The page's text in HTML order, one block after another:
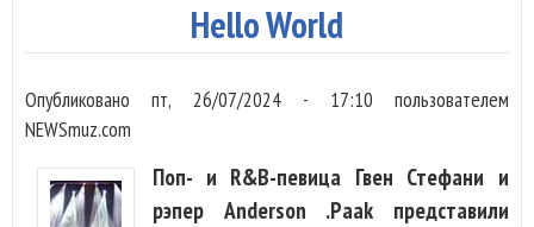
Hello World
Опубликованопт, 26/07/2024 - 17:10 пользователем
NEWSmuz.com
Поп- и R&B-певица Гвен Стефани и
рэпер Anderson .Paak представили